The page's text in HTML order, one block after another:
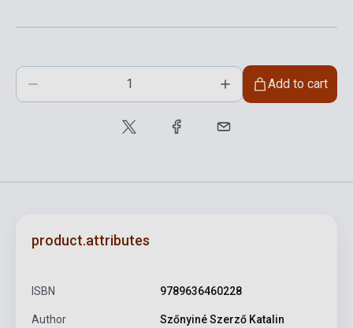
Add to cart
product.attributes
ISBN 9789636460228
Author Szőnyiné Szerző Katalin